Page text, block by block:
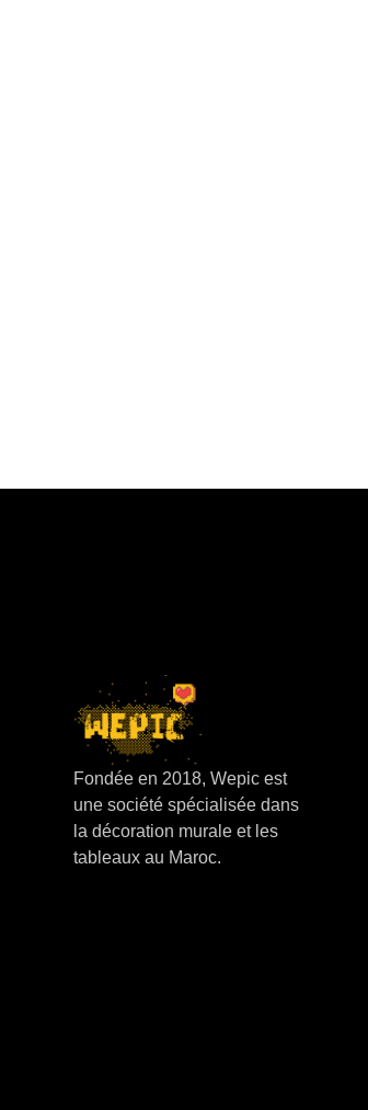
Fondée en 2018, Wepic est
une société spécialisée dans
la décoration murale et les
tableaux au Maroc.